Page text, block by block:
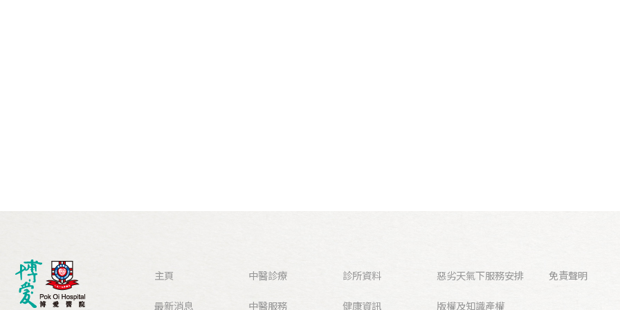
主頁
最新消息
中醫診療
中醫服務
診所資料
健康資訊
惡劣天氣下服務安排
版權及知識產權
免責聲明